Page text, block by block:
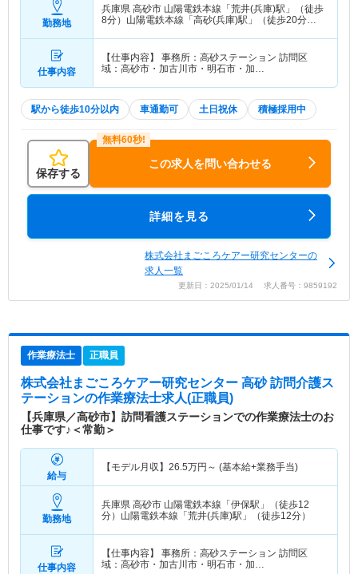
勤務地
兵庫県 高砂市 山陽電鉄本線「荒井(兵庫)駅」（徒歩
8分）山陽電鉄本線「高砂(兵庫)駅」（徒歩20分）
仕事内容
【仕事内容】 事務所：高砂ステーション 訪問区
域：高砂市・加古川市・明石市・加…
駅から徒歩10分以内 車通勤可 土日祝休 積極採用中
保存する
この求人を問い合わせる
詳細を見る
株式会社まごころケアー研究センターの
求人一覧
更新日：2025/01/14 求人番号：9859192
作業療法士 正職員
株式会社まごころケアー研究センター 高砂 訪問介護ス
テーションの作業療法士求人(正職員)
【兵庫県／高砂市】訪問看護ステーションでの作業療法士のお
仕事です♪＜常勤＞
給与
【モデル月収】 26.5万円～ (基本給+業務手当)
勤務地
兵庫県 高砂市 山陽電鉄本線「伊保駅」（徒歩12
分）山陽電鉄本線「荒井(兵庫)駅」（徒歩12分）
仕事内容
【仕事内容】 事務所：高砂ステーション 訪問区
域：高砂市・加古川市・明石市・加…